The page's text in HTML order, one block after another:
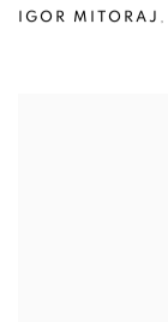
IGOR MITORAJ ,